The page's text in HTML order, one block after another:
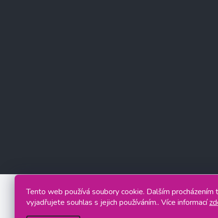
Tento web používá soubory cookie. Dalším
vyjadřujete souhlas s jejich používáním.. Více informací